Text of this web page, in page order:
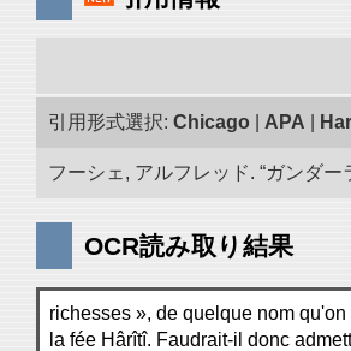
引用形式選択: Chicago APA
フーシェ, アルフレッド. “ガンダ
OCR読み取り結果
richesses », de quelque nom
la fée Hârîtî. Faudrait-il donc